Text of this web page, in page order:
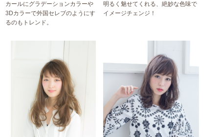
カールにグラデーションカラーや
3Dカラーで外国セレブのようにす
るのもトレンド。
明るく魅せてくれる、絶妙な色味で
イメージチェンジ！